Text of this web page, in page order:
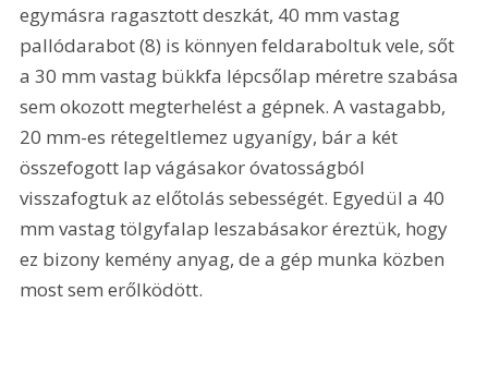
egymásra ragasztott deszkát, 40 mm vastag
pallódarabot (8) is könnyen feldaraboltuk vele, sőt
a 30 mm vastag bükkfa lépcsőlap méretre szabása
sem okozott megterhelést a gépnek. A vastagabb,
20 mm-es rétegeltlemez ugyanígy, bár a két
összefogott lap vágásakor óvatosságból
visszafogtuk az előtolás sebességét. Egyedül a 40
mm vastag tölgyfalap leszabásakor éreztük, hogy
ez bizony kemény anyag, de a gép munka közben
most sem erőlködött.